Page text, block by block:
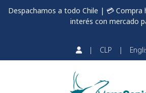
Despachamos a todo Chile | 💳 Compra
interés con mercado
| CLP |